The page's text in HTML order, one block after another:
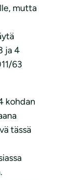
mutta
ja 4
63
kohdan
tässä